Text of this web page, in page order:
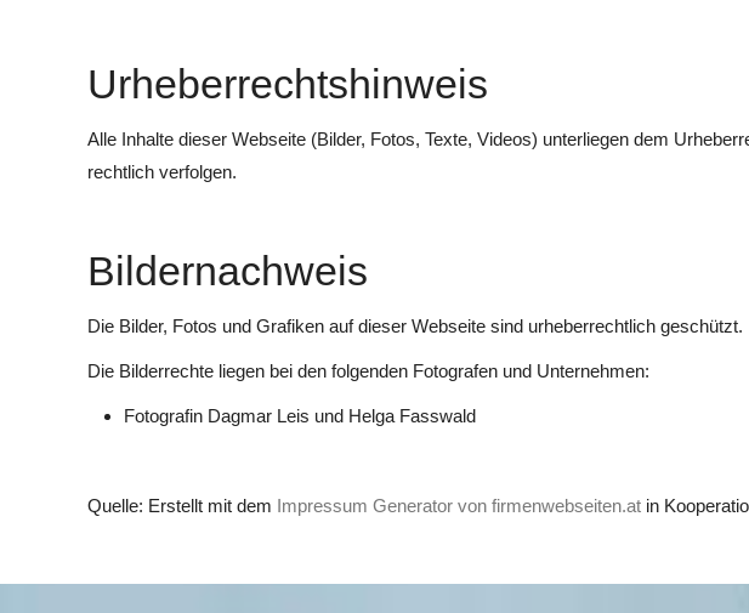
Urheberrechtshinweis
Alle Inhalte dieser Webseite (Bilder, Fotos, Texte, Videos) unterliegen dem
rechtlich verfolgen.
Bildernachweis
Die Bilder, Fotos und Grafiken auf dieser Webseite sind urheberrechtlich geschützt.
Die Bilderrechte liegen bei den folgenden Fotografen und Unternehmen:
Fotografin Dagmar Leis und Helga Fasswald
Quelle: Erstellt mit dem Impressum Generator von firmenwebseiten.at in